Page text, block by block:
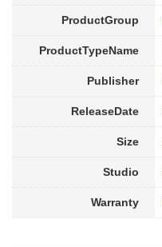
ProductGroup
ProductTypeName
Publisher
ReleaseDate
Size
Studio
Warranty